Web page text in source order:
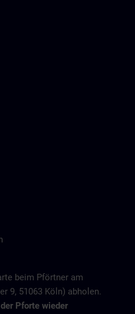
beim Pförtner am
9, 51063 Köln) abholen.
Pforte wieder